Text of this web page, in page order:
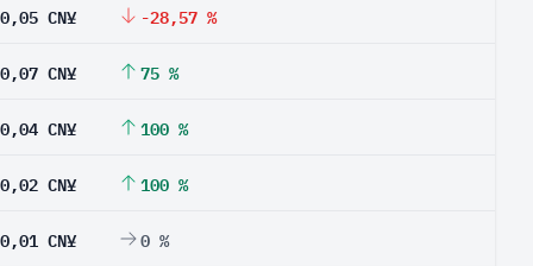
0,05 CN¥ -28,57 %
0,07 CN¥ 75 %
0,04 CN¥ 100 %
0,02 CN¥ 100 %
0,01 CN¥ 0 %